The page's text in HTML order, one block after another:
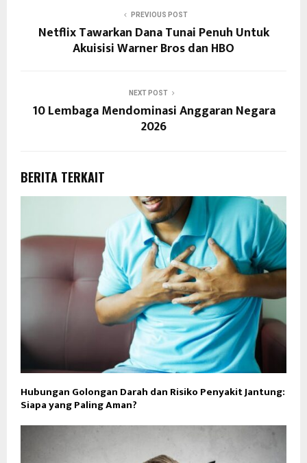
PREVIOUS POST
Netflix Tawarkan Dana Tunai Penuh Untuk
Akuisisi Warner Bros dan HBO
NEXT POST
10 Lembaga Mendominasi Anggaran Negara
2026
BERITA TERKAIT
Hubungan Golongan Darah dan Risiko Penyakit Jantung:
Siapa yang Paling Aman?